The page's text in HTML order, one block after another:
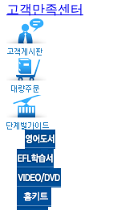
고객만족센터